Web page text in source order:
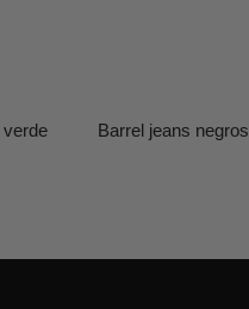
verde
Barrel jeans negros